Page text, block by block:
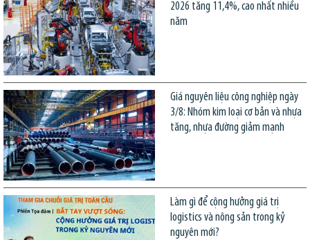
2026 tăng 11,4%, cao nhất nhiều
năm
Giá nguyên liệu công nghiệp ngày
3/8: Nhóm kim loại cơ bản và nhựa
tăng, nhựa đường giảm mạnh
Làm gì để cộng hưởng giá trị
logistics và nông sản trong kỷ
nguyên mới?